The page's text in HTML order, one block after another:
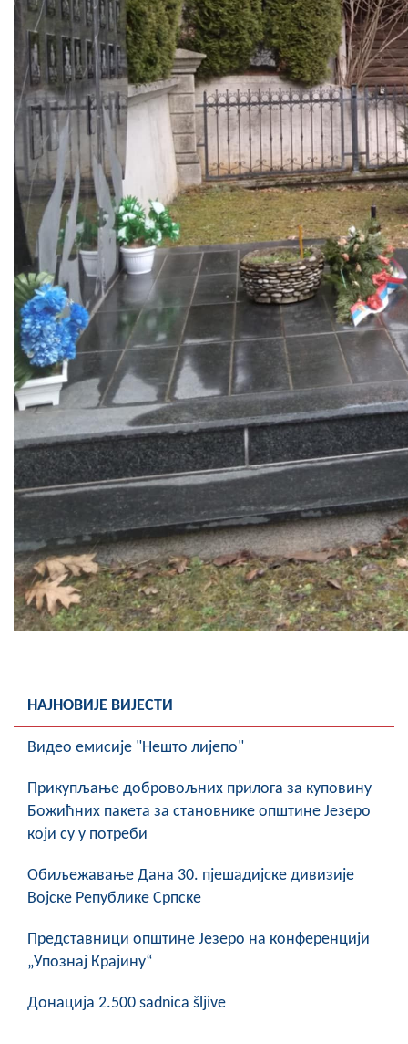
НАЈНОВИЈЕ ВИЈЕСТИ
Видео емисије "Нешто лијепо"
Прикупљање добровољних прилога за куповину
Божићних пакета за становнике општине Језеро
који су у потреби
Обиљежавање Данa 30. пјешадијске дивизије
Војске Републике Српске
Представници општине Језеро на конференцији
„Упознај Крајину“
Донација 2.500 sadnica šljive